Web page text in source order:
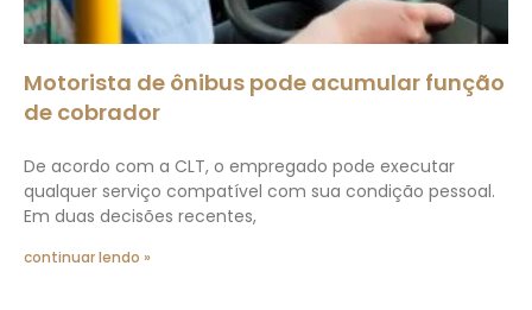
Motorista de ônibus pode acumular função
de cobrador
De acordo com a CLT, o empregado pode executar
qualquer serviço compatível com sua condição pessoal.
Em duas decisões recentes,
continuar lendo »